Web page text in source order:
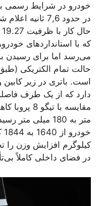
خودرو در شرایط رسمی
در حدود 7,6
که با استانداردهای
است. باتری در زیر
دارد که از یک طرف
متر به 180
کیلوگرم افزایش وزن را
در فضای داخلی کاملاً